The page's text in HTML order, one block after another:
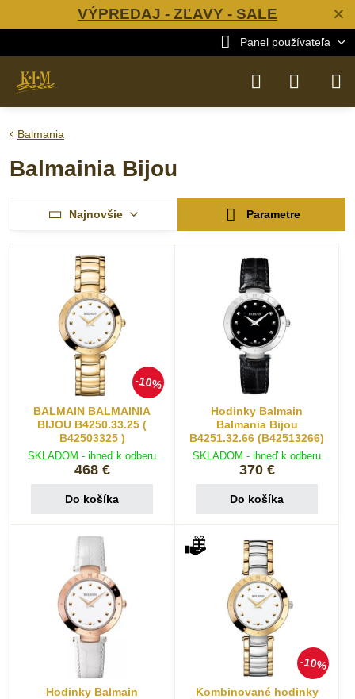
✕
VÝPREDAJ - ZĽAVY - SALE
Panel používateľa
Balmania
Balmainia Bijou
Najnovšie Parametre
10%
BALMAIN BALMAINIA
BIJOU B4250.33.25 (
B42503325 )
SKLADOM - ihneď k odberu
468 €
Do košíka
Hodinky Balmain
Balmania Bijou
B4251.32.66 (B42513266)
SKLADOM - ihneď k odberu
370 €
Do košíka
Hodinky Balmain
10%
Kombinované hodinky